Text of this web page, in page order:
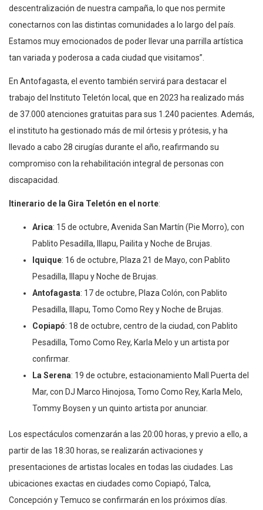
descentralización de nuestra campaña, lo que nos permite
conectarnos con las distintas comunidades a lo largo del país.
Estamos muy emocionados de poder llevar una parrilla artística
tan variada y poderosa a cada ciudad que visitamos”.
En Antofagasta, el evento también servirá para destacar el
trabajo del Instituto Teletón local, que en 2023 ha realizado más
de 37.000 atenciones gratuitas para sus 1.240 pacientes. Además,
el instituto ha gestionado más de mil órtesis y prótesis, y ha
llevado a cabo 28 cirugías durante el año, reafirmando su
compromiso con la rehabilitación integral de personas con
discapacidad.
Itinerario de la Gira Teletón en el norte:
Arica: 15 de octubre, Avenida San Martín (Pie Morro), con
Pablito Pesadilla, Illapu, Pailita y Noche de Brujas.
Iquique: 16 de octubre, Plaza 21 de Mayo, con Pablito
Pesadilla, Illapu y Noche de Brujas.
Antofagasta: 17 de octubre, Plaza Colón, con Pablito
Pesadilla, Illapu, Tomo Como Rey y Noche de Brujas.
Copiapó: 18 de octubre, centro de la ciudad, con Pablito
Pesadilla, Tomo Como Rey, Karla Melo y un artista por
confirmar.
La Serena: 19 de octubre, estacionamiento Mall Puerta del
Mar, con DJ Marco Hinojosa, Tomo Como Rey, Karla Melo,
Tommy Boysen y un quinto artista por anunciar.
Los espectáculos comenzarán a las 20:00 horas, y previo a ello, a
partir de las 18:30 horas, se realizarán activaciones y
presentaciones de artistas locales en todas las ciudades. Las
ubicaciones exactas en ciudades como Copiapó, Talca,
Concepción y Temuco se confirmarán en los próximos días.